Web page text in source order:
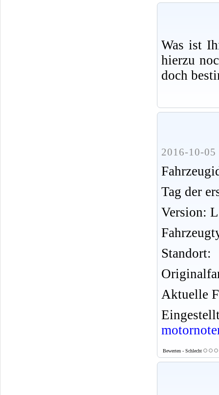
Was ist
hierzu
doch
2016-10-05
Tag der
Version:
Standort:
Aktuelle
Bewerten - Schlecht